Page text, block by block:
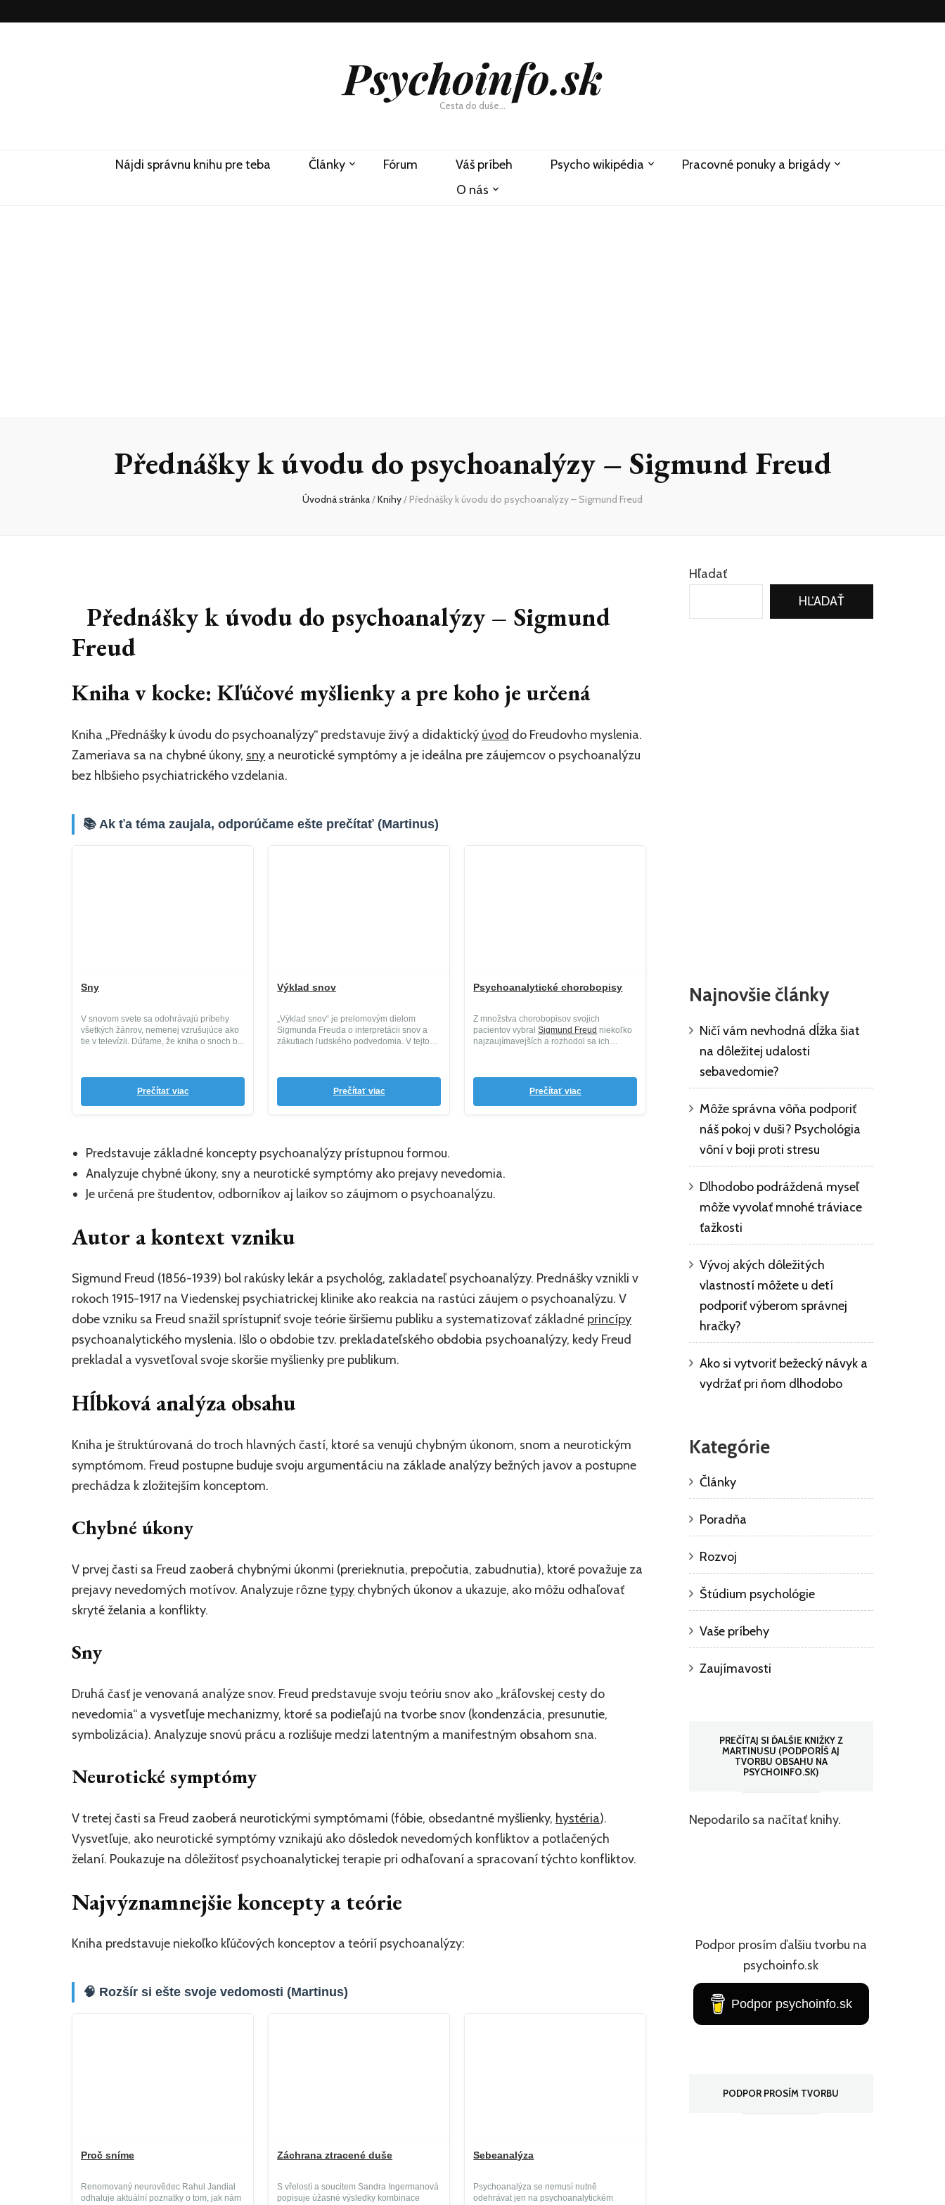
Psychoinfo.sk
Cesta do duše…
Nájdi správnu knihu pre teba Články Fórum Váš príbeh Psycho wikipédia
Pracovné ponuky a brigády
O nás
Přednášky k úvodu do psychoanalýzy – Sigmund Freud
Úvodná stránka/Knihy/ Přednášky k úvodu do psychoanalýzy – Sigmund Freud
Přednášky k úvodu do psychoanalýzy – Sigmund
Freud
Kniha v kocke: Kľúčové myšlienky a pre koho je určená
Kniha „Přednášky k úvodu do psychoanalýzy“ predstavuje živý a didaktický úvod do Freudovho myslenia.
Zameriava sa na chybné úkony, sny a neurotické symptómy a je ideálna pre záujemcov o psychoanalýzu
bez hlbšieho psychiatrického vzdelania.
📚 Ak ťa téma zaujala, odporúčame ešte prečítať (Martinus)
Sny
V snovom svete sa odohrávajú príbehy
všetkých žánrov, nemenej vzrušujúce ako
tie v televízii. Dúfame, že kniha o snoch b...
Prečítať viac
Výklad snov
„Výklad snov“ je prelomovým dielom
Sigmunda Freuda o interpretácii snov a
zákutiach ľudského podvedomia. V tejto
Prečítať viac
Psychoanalytické chorobopisy
Z množstva chorobopisov svojich
pacientov vybralSigmund Freud niekoľko
najzaujímavejších a rozhodol sa ich
Prečítať viac
Predstavuje základné koncepty psychoanalýzy prístupnou formou.
Analyzuje chybné úkony, sny a neurotické symptómy ako prejavy nevedomia.
Je určená pre študentov, odborníkov aj laikov so záujmom o psychoanalýzu.
Autor a kontext vzniku
Sigmund Freud (1856-1939) bol rakúsky lekár a psychológ, zakladateľ psychoanalýzy. Prednášky vznikli v
rokoch 1915-1917 na Viedenskej psychiatrickej klinike ako reakcia na rastúci záujem o psychoanalýzu. V
dobe vzniku sa Freud snažil sprístupniť svoje teórie širšiemu publiku a systematizovať základné princípy
psychoanalytického myslenia. Išlo o obdobie tzv. prekladateľského obdobia psychoanalýzy, kedy Freud
prekladal a vysvetľoval svoje skoršie myšlienky pre publikum.
Hĺbková analýza obsahu
Kniha je štruktúrovaná do troch hlavných častí, ktoré sa venujú chybným úkonom, snom a neurotickým
symptómom. Freud postupne buduje svoju argumentáciu na základe analýzy bežných javov a postupne
prechádza k zložitejším konceptom.
Chybné úkony
V prvej časti sa Freud zaoberá chybnými úkonmi (prerieknutia, prepočutia, zabudnutia), ktoré považuje za
prejavy nevedomých motívov. Analyzuje rôznetypy chybných úkonov a ukazuje, ako môžu odhaľovať
skryté želania a konflikty.
Sny
Druhá časť je venovaná analýze snov. Freud predstavuje svoju teóriu snov ako „kráľovskej cesty do
nevedomia“ a vysvetľuje mechanizmy, ktoré sa podieľajú na tvorbe snov (kondenzácia, presunutie,
symbolizácia). Analyzuje snovú prácu a rozlišuje medzi latentným a manifestným obsahom sna.
Neurotické symptómy
V tretej časti sa Freud zaoberá neurotickými symptómami (fóbie, obsedantné myšlienky, hystéria).
Vysvetľuje, ako neurotické symptómy vznikajú ako dôsledok nevedomých konfliktov a potlačených
želaní. Poukazuje na dôležitosť psychoanalytickej terapie pri odhaľovaní a spracovaní týchto konfliktov.
Najvýznamnejšie koncepty a teórie
Kniha predstavuje niekoľko kľúčových konceptov a teórií psychoanalýzy:
🧠 Rozšír si ešte svoje vedomosti (Martinus)
Proč sníme
Renomovaný neurovědec Rahul Jandial
odhaluje aktuální poznatky o tom, jak nám
Záchrana ztracené duše
S vřelostí a soucitem Sandra Ingermanová
popisuje úžasné výsledky kombinace
Sebeanalýza
Psychoanalýza se nemusí nutně
odehrávat jen na psychoanalytickém
Hľadať
HĽADAŤ
Najnovšie články
Ničí vám nevhodná dĺžka šiat
na dôležitej udalosti
sebavedomie?
Môže správna vôňa podporiť
náš pokoj v duši? Psychológia
vôní v boji proti stresu
Dlhodobo podráždená myseľ
môže vyvolať mnohé tráviace
ťažkosti
Vývoj akých dôležitých
vlastností môžete u detí
podporiť výberom správnej
hračky?
Ako si vytvoriť bežecký návyk a
vydržať pri ňom dlhodobo
Kategórie
Články
Poradňa
Rozvoj
Štúdium psychológie
Vaše príbehy
Zaujímavosti
PREČÍTAJ SI ĎALŠIE KNIŽKY Z
MARTINUSU (PODPORÍŠ AJ
TVORBU OBSAHU NA
PSYCHOINFO.SK)
Nepodarilo sa načítať knihy.
Podpor prosím ďalšiu tvorbu na
psychoinfo.sk
Podpor psychoinfo.sk
PODPOR PROSÍM TVORBU